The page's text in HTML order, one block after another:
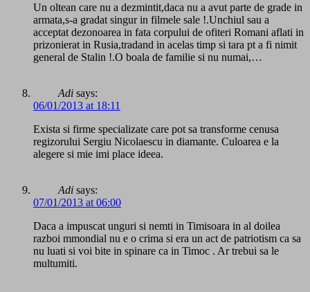
Un oltean care nu a dezmintit,daca nu a avut parte de grade in
armata,s-a gradat singur in filmele sale !.Unchiul sau a
acceptat dezonoarea in fata corpului de ofiteri Romani aflati in
prizonierat in Rusia,tradand in acelas timp si tara pt a fi nimit
general de Stalin !.O boala de familie si nu numai,…
Adi says:
06/01/2013 at 18:11
Exista si firme specializate care pot sa transforme cenusa
regizorului Sergiu Nicolaescu in diamante. Culoarea e la
alegere si mie imi place ideea.
Adi says:
07/01/2013 at 06:00
Daca a impuscat unguri si nemti in Timisoara in al doilea
razboi mmondial nu e o crima si era un act de patriotism ca sa
nu luati si voi bite in spinare ca in Timoc . Ar trebui sa le
multumiti.